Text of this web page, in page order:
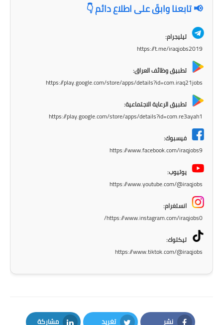
المرحلة الابتدائية
اسئلة وزارية
📢 تابعنا وابقَ على اطلاع دائم 👇
تيليجرام:
https://t.me/iraqjobs2019
تطبيق وظائف العراق:
https://play.google.com/store/apps/details?id=com.iraq21jobs
تطبيق الرعاية الاجتماعية:
https://play.google.com/store/apps/details?id=com.re3ayah1
فيسبوك:
https://www.facebook.com/iraqjobs9
يوتيوب:
https://www.youtube.com/@iraqjobs
انستغرام:
https://www.instagram.com/iraqjobs0/
تيكتوك:
https://www.tiktok.com/@iraqjobs
نشر تغريد مشاركة